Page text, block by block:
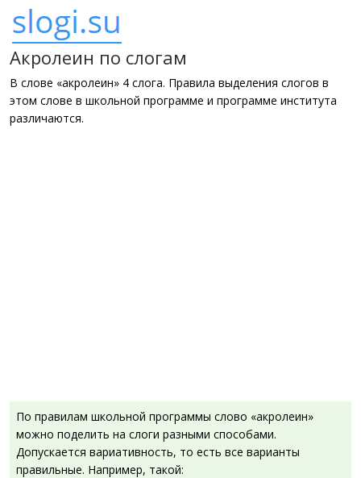
Акролеин по слогам
В слове «акролеин» 4 слога. Правила выделения слогов в
этом слове в школьной программе и программе института
различаются.
По правилам школьной программы слово «акролеин»
можно поделить на слоги разными способами.
Допускается вариативность, то есть все варианты
правильные. Например, такой: